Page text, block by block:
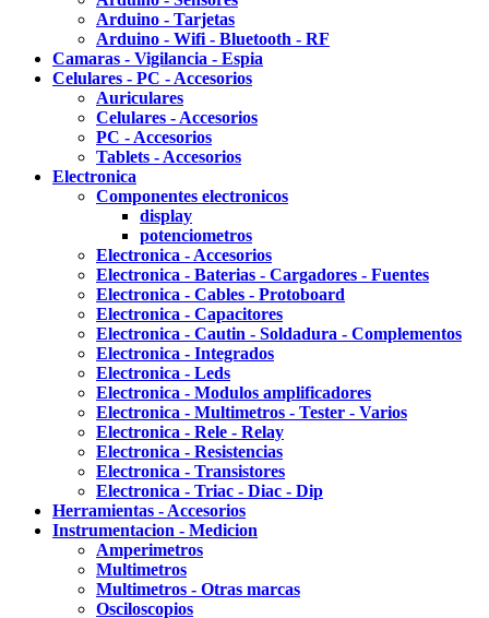
Arduino - Tarjetas
Arduino - Wifi - Bluetooth - RF
Camaras - Vigilancia - Espia
Celulares - PC - Accesorios
Auriculares
Celulares - Accesorios
PC - Accesorios
Tablets - Accesorios
Electronica
Componentes electronicos
display
potenciometros
Electronica - Accesorios
Electronica - Baterias - Cargadores - Fuentes
Electronica - Cables - Protoboard
Electronica - Capacitores
Electronica - Cautin - Soldadura - Complementos
Electronica - Integrados
Electronica - Leds
Electronica - Modulos amplificadores
Electronica - Multimetros - Tester - Varios
Electronica - Rele - Relay
Electronica - Resistencias
Electronica - Transistores
Electronica - Triac - Diac - Dip
Herramientas - Accesorios
Instrumentacion - Medicion
Amperimetros
Multimetros
Multimetros - Otras marcas
Osciloscopios